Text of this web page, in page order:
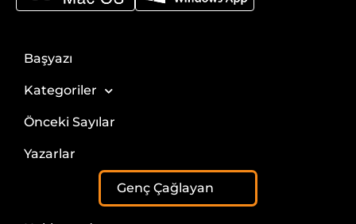
Başyazı
Kategoriler
Önceki Sayılar
Yazarlar
Genç Çağlayan